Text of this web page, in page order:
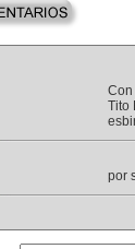
Con
Tito
por